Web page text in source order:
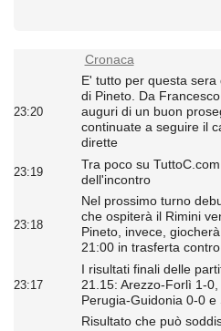
Cronaca
23:20
E' tutto per questa
di Pineto. Da
auguri di un buon
continuate a seguire il
dirette
23:19
Tra poco su
dell'incontro
23:18
Nel prossimo turno
che ospiterà il Rimini
Pineto, invece,
21:00 in trasferta
23:17
I risultati finali delle
21.15: Arezzo-Forlì 1-
Perugia-Guidonia 0-0
Risultato che può